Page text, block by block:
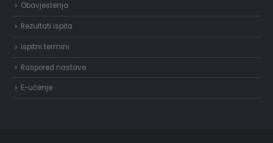
Obavjestenja
Rezultati ispita
Ispitni termini
Raspored nastave
E-učenje